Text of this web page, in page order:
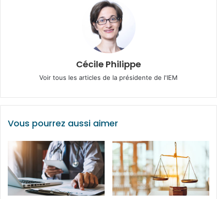
Cécile Philippe
Voir tous les articles de la présidente de l'IEM
Vous pourrez aussi aimer